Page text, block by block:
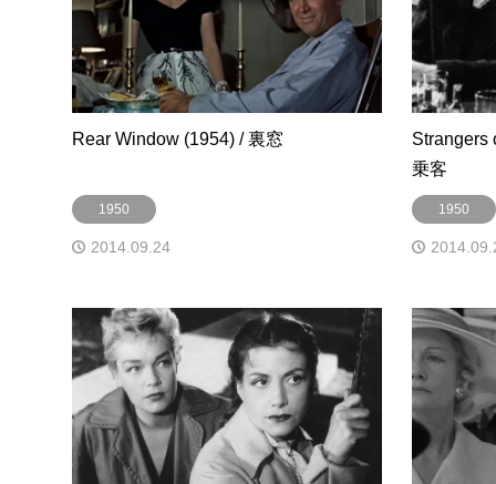
Rear Window (1954) / 裏窓
1950
2014.09.24
Strangers
乗客
1950